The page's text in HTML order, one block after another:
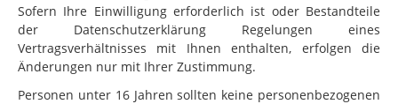
Sofern Ihre Einwilligung erforderlich ist oder Bestandteile
der Datenschutzerklärung Regelungen eines
Vertragsverhältnisses mit Ihnen enthalten, erfolgen die
Änderungen nur mit Ihrer Zustimmung.
Personen unter 16 Jahren sollten keine personenbezogenen